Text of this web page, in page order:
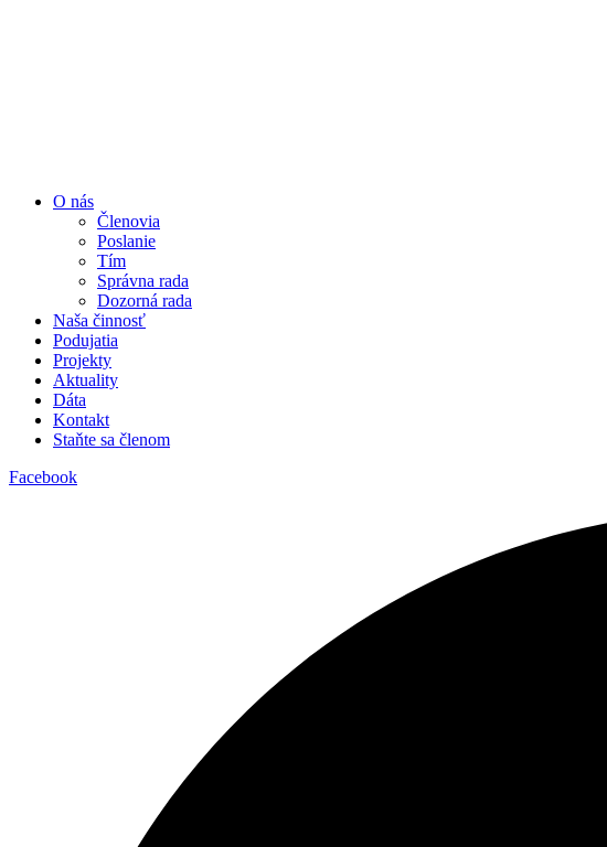
O nás
Členovia
Poslanie
Tím
Správna rada
Dozorná rada
Naša činnosť
Podujatia
Projekty
Aktuality
Dáta
Kontakt
Staňte sa členom
Facebook